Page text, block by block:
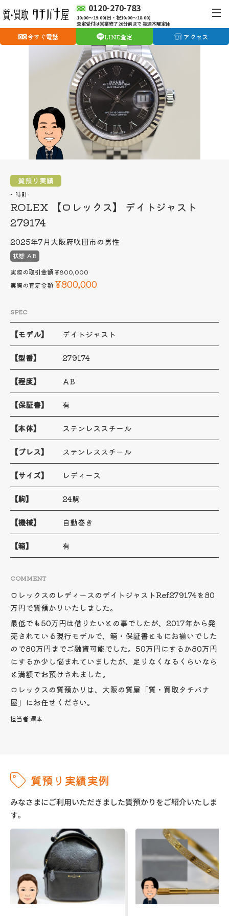
0120-270-783
10:00〜19:00(日・祝10:00〜18:00)
査定受付は営業終了20分前まで 毎週木曜定休
今すぐ電話 LINE査定 アクセス
質預り実績
時計
ROLEX 【ロレックス】 デイトジャスト
279174
2025年7月大阪府吹田市の男性
状態 AB
実際の取引金額¥800,000
実際の査定金額 ¥800,000
SPEC
【モデル】 デイトジャスト
【型番】 279174
【程度】 AB
【保証書】 有
【本体】 ステンレススチール
【ブレス】 ステンレススチール
【サイズ】 レディース
【駒】 24駒
【機械】 自動巻き
【箱】 有
COMMENT
ロレックスのレディースのデイトジャストRef279174を80
万円で質預かりいたしました。
最低でも50万円は借りたいとの事でしたが、2017年から発
売されている現行モデルで、箱・保証書ともにお揃いでした
ので80万円までご融資可能でした。50万円にするか80万円
にするか少し悩まれていましたが、足りなくなるくらいなら
と満額でお預けされました。
ロレックスの質預かりは、大阪の質屋「質・買取タチバナ
屋」にお任せください。
担当者:澤本
質預り実績実例
みなさまにご利用いただきました質預かりをご紹介いたしま
す。